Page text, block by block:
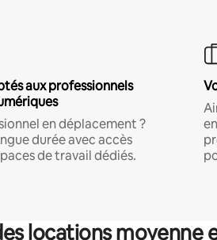
aux professionnels
en déplacement ?
durée avec accès
de travail dédiés.
locations moyenne